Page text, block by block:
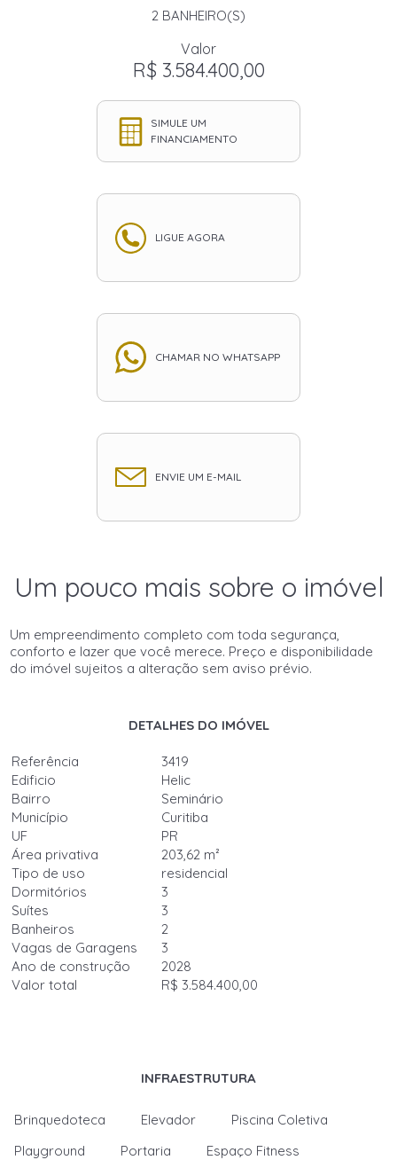
2 BANHEIRO(S)
Valor
R$ 3.584.400,00
SIMULE UM
FINANCIAMENTO
LIGUE AGORA
CHAMAR NO WHATSAPP
ENVIE UM E-MAIL
Um pouco mais sobre o imóvel
Um empreendimento completo com toda segurança,
conforto e lazer que você merece. Preço e disponibilidade
do imóvel sujeitos a alteração sem aviso prévio.
DETALHES DO IMÓVEL
Referência
3419
Edificio
Helic
Bairro
Seminário
Município
Curitiba
UF
PR
Área privativa
203,62 m²
Tipo de uso
residencial
Dormitórios
3
Suítes
3
Banheiros
2
Vagas de Garagens
3
Ano de construção
2028
Valor total
R$ 3.584.400,00
INFRAESTRUTURA
Brinquedoteca Elevador
Piscina Coletiva
Playground
Portaria
Espaço Fitness